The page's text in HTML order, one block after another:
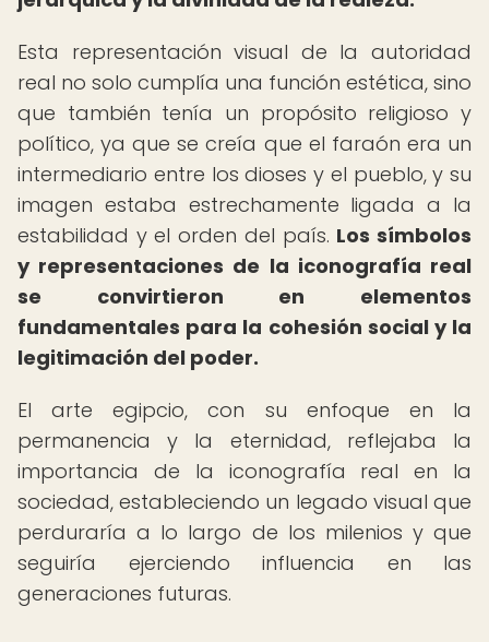
Esta representación visual de la autoridad
real no solo cumplía una función estética, sino
que también tenía un propósito religioso y
político, ya que se creía que el faraón era un
intermediario entre los dioses y el pueblo, y su
imagen estaba estrechamente ligada a la
estabilidad y el orden del país. Los símbolos
y representaciones de la iconografía real
se convirtieron en elementos
fundamentales para la cohesión social y la
legitimación del poder.
El arte egipcio, con su enfoque en la
permanencia y la eternidad, reflejaba la
importancia de la iconografía real en la
sociedad, estableciendo un legado visual que
perduraría a lo largo de los milenios y que
seguiría ejerciendo influencia en las
generaciones futuras.